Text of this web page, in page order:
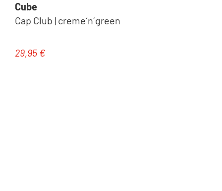
Cube
Cap Club | creme´n´green
Regulärer Preis:
29,95 €